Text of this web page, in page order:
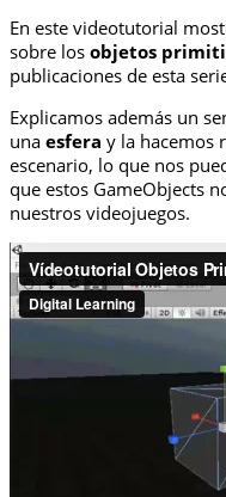
En este videotutorial
sobre los objetos
publicaciones de esta
Explicamos además un
una esfera y la hacemos
escenario, lo que nos
que estos GameObjects
nuestros videojuegos.